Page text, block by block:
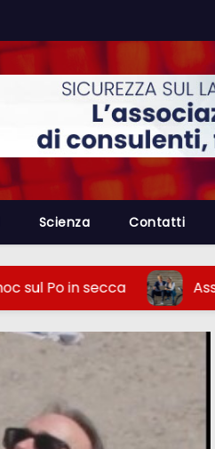
Scienza Contatti
Assicurazione bici